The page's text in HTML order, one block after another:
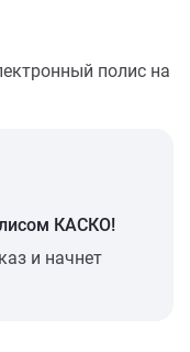
полис на
КАСКО!
и начнет